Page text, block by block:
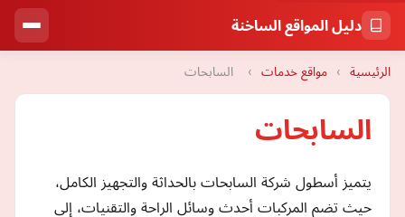
دليل المواقع الساخنة
الرئيسية › مواقع خدمات › السابحات
السابحات
يتميز أسطول شركة السابحات بالحداثة والتجهيز الكامل،
حيث تضم المركبات أحدث وسائل الراحة والتقنيات، إلى